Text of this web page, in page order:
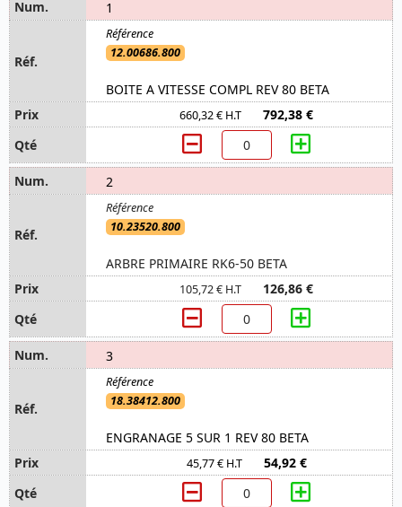
1
12.00686.800
BOITE A VITESSE COMPL REV 80 BETA
660,32 € H.T 792,38 €
2
10.23520.800
ARBRE PRIMAIRE RK6-50 BETA
105,72 € H.T 126,86 €
3
18.38412.800
ENGRANAGE 5 SUR 1 REV 80 BETA
45,77 € H.T 54,92 €